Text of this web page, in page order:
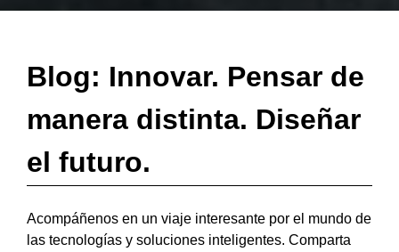
Blog: Innovar. Pensar de
manera distinta. Diseñar
el futuro.
Acompáñenos en un viaje interesante por el mundo de
las tecnologías y soluciones inteligentes. Comparta